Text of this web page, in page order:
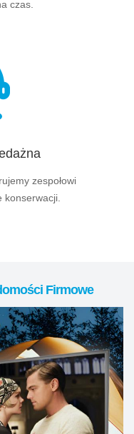
czas.
zespołowi
Firmowe